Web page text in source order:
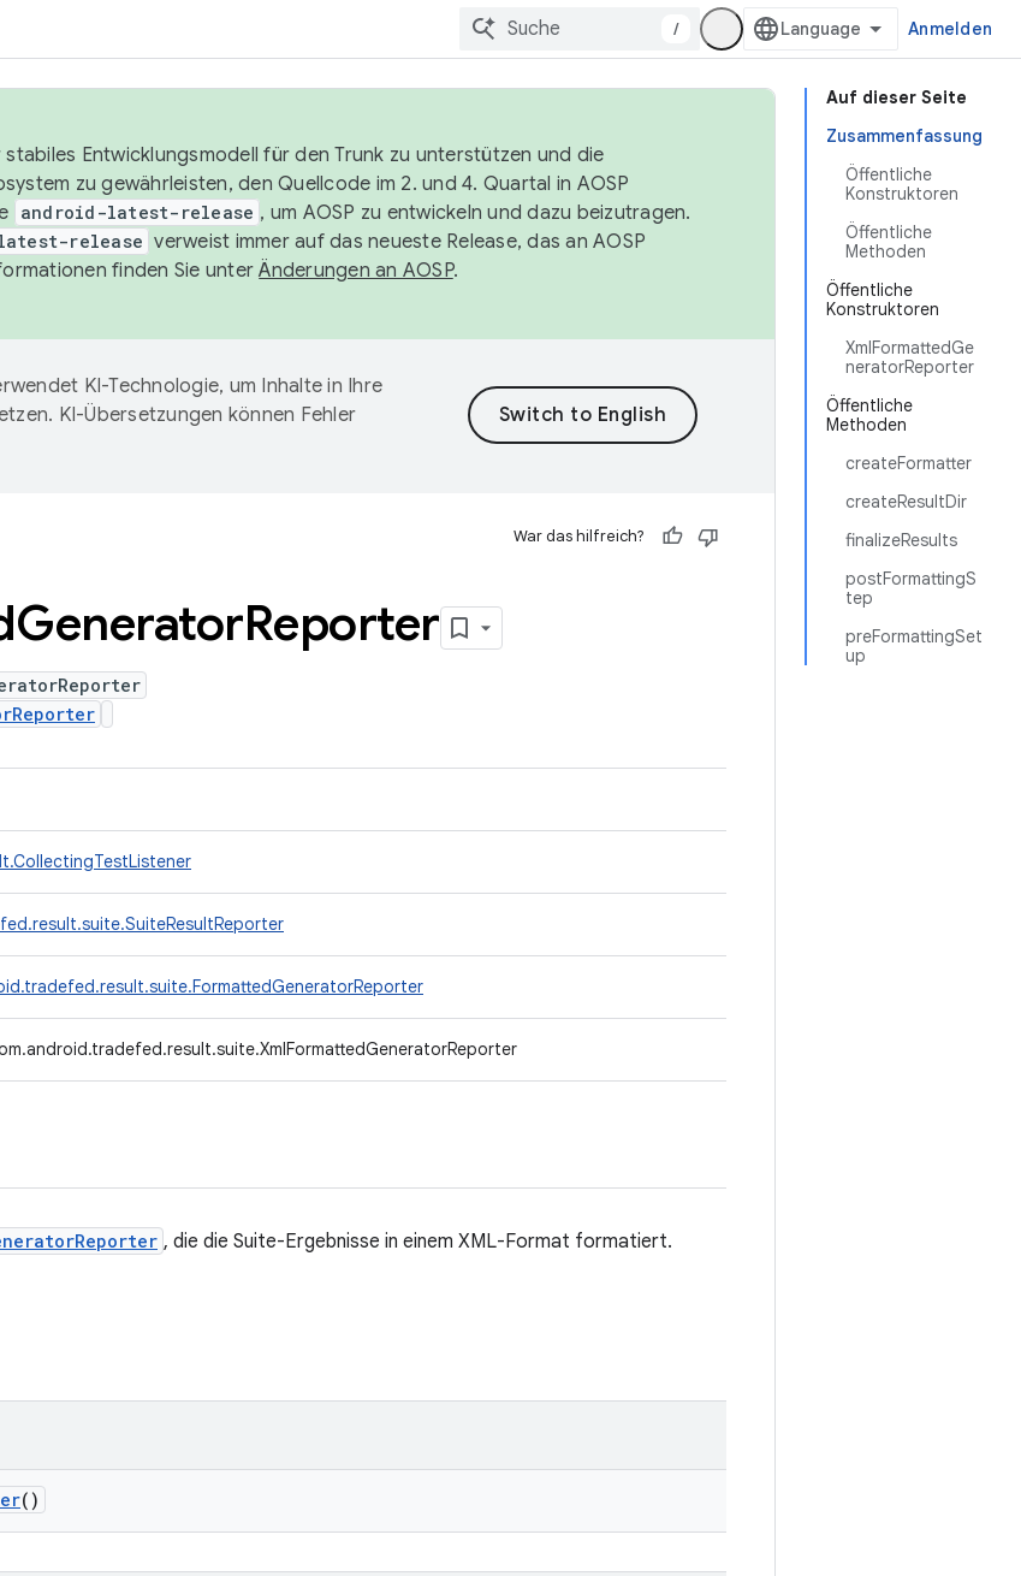
/ Anmelden
Auf dieser Seite
Zusammenfassung
Öffentliche
Konstruktoren
Öffentliche
Methoden
Öffentliche
Konstruktoren
XmlFormattedGe
neratorReporter
Öffentliche
Methoden
createFormatter
createResultDir
finalizeResults
postFormattingS
tep
preFormattingSet
up
Entwicklungsmodell für den Trunk zu unterstützen und die
zu gewährleisten, den Quellcode im 2. und 4. Quartal in AOSP
android-latest-release , um AOSP zu entwickeln und dazu beizutragen.
release verweist immer auf das neueste Release, das an AOSP
finden Sie unterÄnderungen an AOSP.
KI-Technologie, um Inhalte in Ihre
KI-Übersetzungen können Fehler
War das hilfreich?
GeneratorReporter
, die die Suite-Ergebnisse in einem XML-Format formatiert.
()